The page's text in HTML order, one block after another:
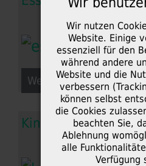
Weiterlesen: Esszimmer
Kinderzimmer
Wir nutzen
Website. Einige
essenziell für den
während andere
Website und die
verbessern
können selbst
die Cookies
beachten Sie,
Ablehnung
alle
Verfügung